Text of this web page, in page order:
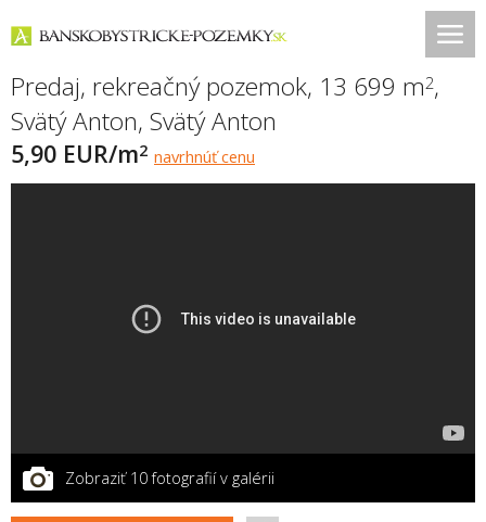
Predaj, rekreačný pozemok, 13 699 m2,
Svätý Anton, Svätý Anton
5,90 EUR/m2 navrhnúť cenu
Zobraziť 10 fotografií v galérii